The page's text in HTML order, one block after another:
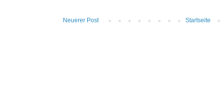
Neuerer Post Startseite